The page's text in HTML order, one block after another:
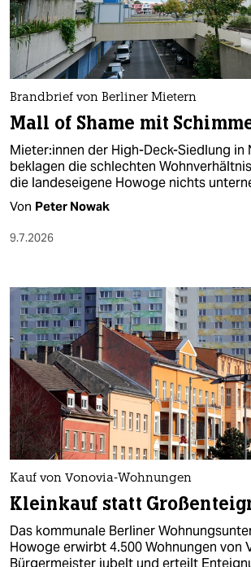
nord
wahrheit
verlag
verlag
veranstaltungen
shop
fragen & hilfe
abo
genossenschaft
epaper login
Brandbrief von Berliner Mie­te­rn
Mall of Shame mit
Mie­te­r:in­nen der High-Deck-Siedlung in
beklagen die schlechten
die landeseigene Howoge nichts
Von Peter Nowak
9.7.2026
Kauf von Vonovia-Wohnungen
Kleinkauf statt
Das kommunale Berliner
Howoge erwirbt 4.500 Wohnungen von
Bürgermeister jubelt und erteilt